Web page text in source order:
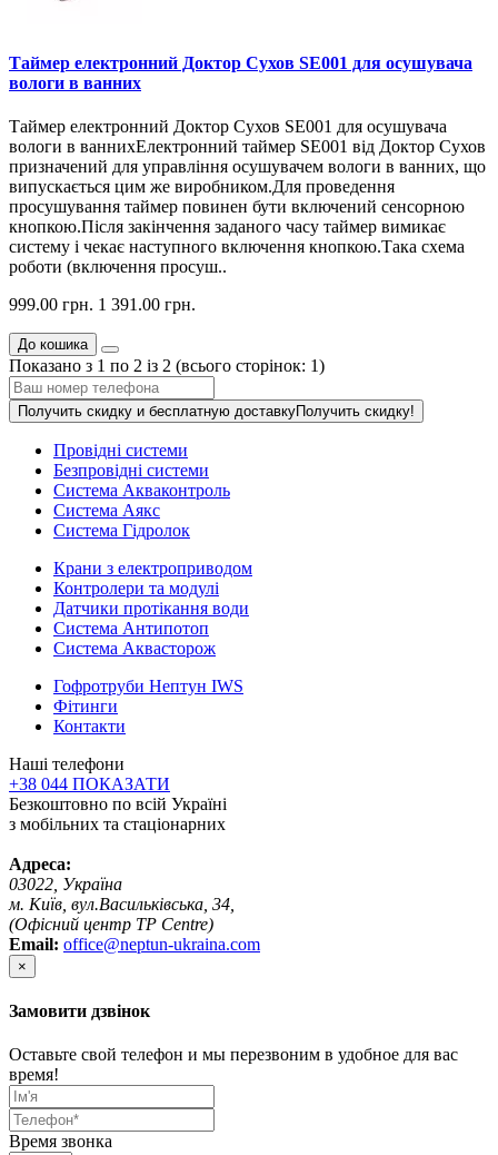
Таймер електронний Доктор Сухов SE001 для осушувача
вологи в ванних
Таймер електронний Доктор Сухов SE001 для осушувача
вологи в ваннихЕлектронний таймер SE001 від Доктор Сухов
призначений для управління осушувачем вологи в ванних, що
випускається цим же виробником.Для проведення
просушування таймер повинен бути включений сенсорною
кнопкою.Після закінчення заданого часу таймер вимикає
систему і чекає наступного включення кнопкою.Така схема
роботи (включення просуш..
999.00 грн. 1 391.00 грн.
До кошика
Показано з 1 по 2 із 2 (всього сторінок: 1)
Получить скидку и бесплатную доставкуПолучить скидку!
Провідні системи
Безпровідні системи
Система Акваконтроль
Система Аякс
Система Гідролок
Крани з електроприводом
Контролери та модулі
Датчики протікання води
Система Антипотоп
Система Аквасторож
Гофротруби Нептун IWS
Фітинги
Контакти
Наші телефони
+38 044 ПОКАЗАТИ
Безкоштовно по всій Україні
з мобільних та стаціонарних
Адреса:
03022, Україна
м. Київ, вул.Васильківська, 34,
(Офісний центр TP Centre)
Email: office@neptun-ukraina.com
×
Замовити дзвінок
Оставьте свой телефон и мы перезвоним в удобное для вас
время!
Время звонка